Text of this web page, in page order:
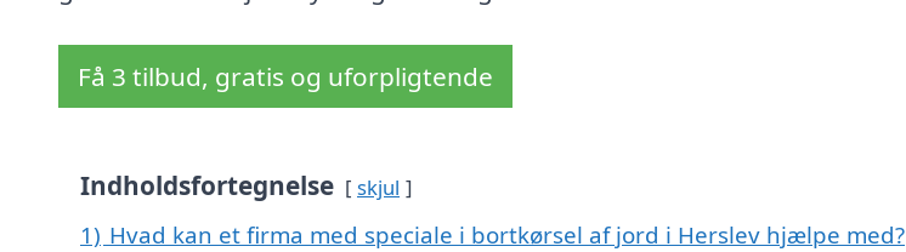
Få 3 tilbud, gratis og uforpligtende
Indholdsfortegnelse skjul
1) Hvad kan et firma med speciale i bortkørsel af jord i Herslev hjælpe med?